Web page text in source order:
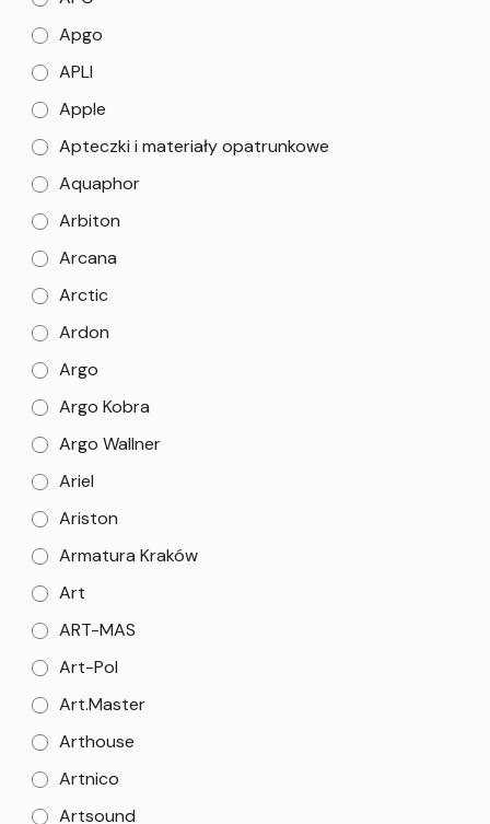
Apgo
APLI
Apple
Apteczki i materiały opatrunkowe
Aquaphor
Arbiton
Arcana
Arctic
Ardon
Argo
Argo Kobra
Argo Wallner
Ariel
Ariston
Armatura Kraków
Art
ART-MAS
Art-Pol
Art.Master
Arthouse
Artnico
Artsound